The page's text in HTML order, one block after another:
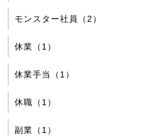
モンスター社員（2）
休業（1）
休業手当（1）
休職（1）
副業（1）